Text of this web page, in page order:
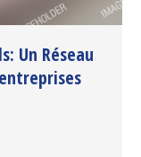
Un Réseau